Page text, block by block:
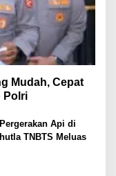
Mudah, Cepat
Polri
Api di
TNBTS Meluas